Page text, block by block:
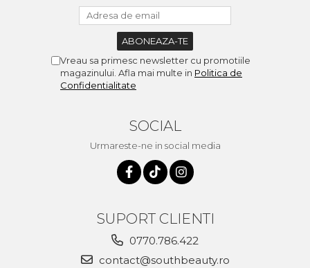
Vreau sa primesc newsletter cu promotiile
magazinului. Afla mai multe in Politica de
Confidentialitate
SOCIAL
Urmareste-ne in social media
SUPORT CLIENTI
0770.786.422
contact@southbeauty.ro